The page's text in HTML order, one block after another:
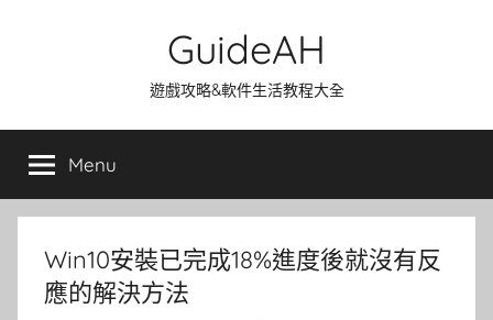
GuideAH
遊戲攻略&軟件生活教程大全
Menu
Win10安裝已完成18%進度後就沒有反
應的解決方法